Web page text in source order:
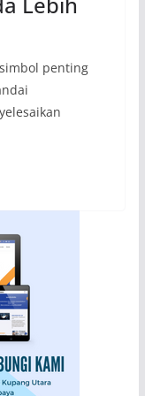
penting